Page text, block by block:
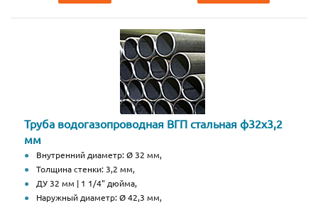
Труба водогазопроводная ВГП стальная ф32х3,2
мм
Внутренний диаметр: Ø 32 мм,
Толщина стенки: 3,2 мм,
ДУ 32 мм | 1 1/4" дюйма,
Наружный диаметр: Ø 42,3 мм,